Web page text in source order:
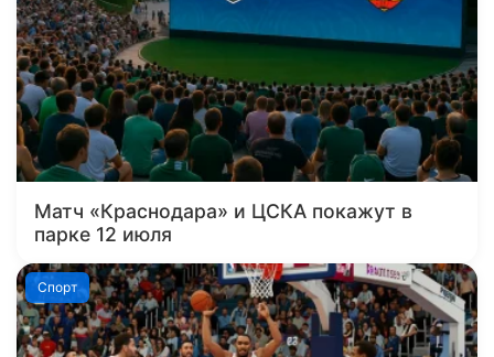
Матч «Краснодара» и ЦСКА покажут в
парке 12 июля
Спорт